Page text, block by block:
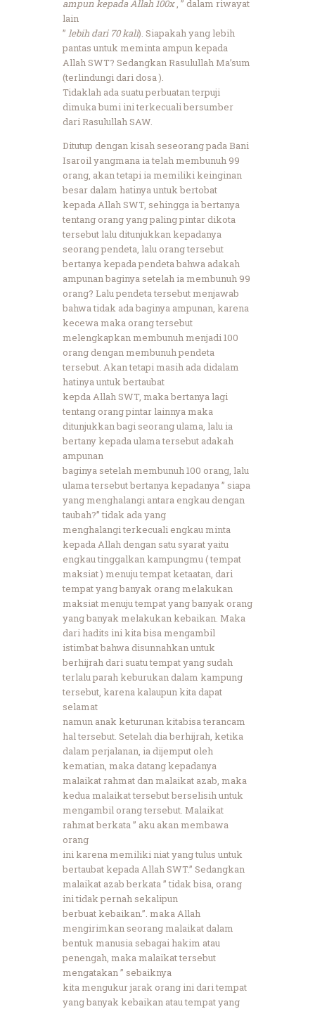
ampun kepada Allah 100x, ” dalam riwayat
lain
” lebih dari 70 kali). Siapakah yang lebih
pantas untuk meminta ampun kepada
Allah SWT? Sedangkan Rasulullah Ma’sum
(terlindungi dari dosa ).
Tidaklah ada suatu perbuatan terpuji
dimuka bumi ini terkecuali bersumber
dari Rasulullah SAW.
Ditutup dengan kisah seseorang pada Bani
Isaroil yangmana ia telah membunuh 99
orang, akan tetapi ia memiliki keinginan
besar dalam hatinya untuk bertobat
kepada Allah SWT, sehingga ia bertanya
tentang orang yang paling pintar dikota
tersebut lalu ditunjukkan kepadanya
seorang pendeta, lalu orang tersebut
bertanya kepada pendeta bahwa adakah
ampunan baginya setelah ia membunuh 99
orang? Lalu pendeta tersebut menjawab
bahwa tidak ada baginya ampunan, karena
kecewa maka orang tersebut
melengkapkan membunuh menjadi 100
orang dengan membunuh pendeta
tersebut. Akan tetapi masih ada didalam
hatinya untuk bertaubat
kepda Allah SWT, maka bertanya lagi
tentang orang pintar lainnya maka
ditunjukkan bagi seorang ulama, lalu ia
bertany kepada ulama tersebut adakah
ampunan
baginya setelah membunuh 100 orang, lalu
ulama tersebut bertanya kepadanya ” siapa
yang menghalangi antara engkau dengan
taubah?” tidak ada yang
menghalangi terkecuali engkau minta
kepada Allah dengan satu syarat yaitu
engkau tinggalkan kampungmu ( tempat
maksiat ) menuju tempat ketaatan, dari
tempat yang banyak orang melakukan
maksiat menuju tempat yang banyak orang
yang banyak melakukan kebaikan. Maka
dari hadits ini kita bisa mengambil
istimbat bahwa disunnahkan untuk
berhijrah dari suatu tempat yang sudah
terlalu parah keburukan dalam kampung
tersebut, karena kalaupun kita dapat
selamat
namun anak keturunan kitabisa terancam
hal tersebut. Setelah dia berhijrah, ketika
dalam perjalanan, ia dijemput oleh
kematian, maka datang kepadanya
malaikat rahmat dan malaikat azab, maka
kedua malaikat tersebut berselisih untuk
mengambil orang tersebut. Malaikat
rahmat berkata ” aku akan membawa
orang
ini karena memiliki niat yang tulus untuk
bertaubat kepada Allah SWT.” Sedangkan
malaikat azab berkata ” tidak bisa, orang
ini tidak pernah sekalipun
berbuat kebaikan.”. maka Allah
mengirimkan seorang malaikat dalam
bentuk manusia sebagai hakim atau
penengah, maka malaikat tersebut
mengatakan ” sebaiknya
kita mengukur jarak orang ini dari tempat
yang banyak kebaikan atau tempat yang